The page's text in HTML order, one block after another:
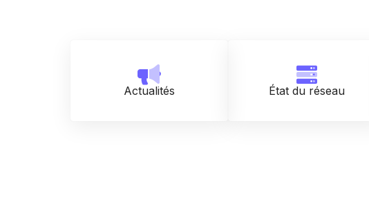
Actualités État du réseau